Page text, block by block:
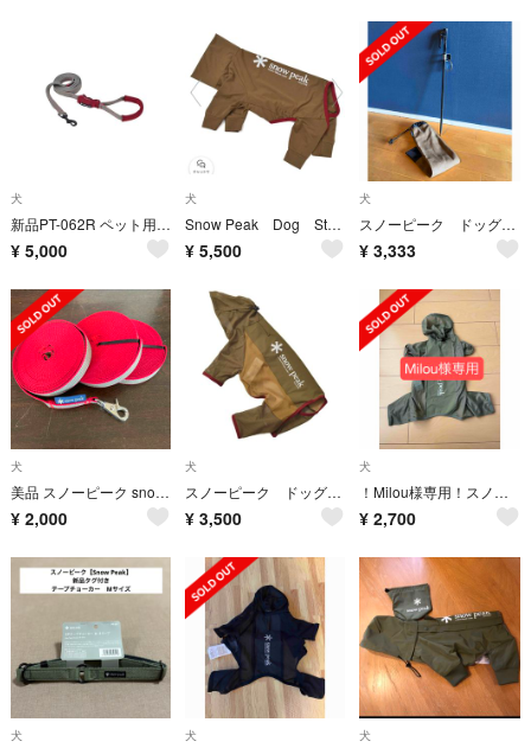
犬
新品PT-062R ペット用ソフトリード、散歩や訓練に便利です
¥ 5,000
犬
Snow Peak Dog Stretch Guard 2L Pro
¥ 5,500
犬
スノーピーク ドッグアンカー50
¥ 3,333
犬
美品 スノーピーク snow peak プレイングリード
¥ 2,000
犬
スノーピーク ドッグ メッシュジャケット Sサイズ
¥ 3,500
犬
！Milou様専用！スノーピーク ドッグメッシュジャケット 3L
¥ 2,700
犬 犬 犬